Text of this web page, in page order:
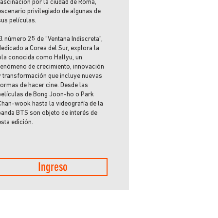
por la ciudad de Roma,
privilegiado de algunas de
películas.
número 25 de “Ventana Indiscreta”,
a Corea del Sur, explora la
conocida como Hallyu, un
de crecimiento, innovación
transformación que incluye nuevas
de hacer cine. Desde las
de Bong Joon-ho o Park
wook hasta la videografía de la
BTS son objeto de interés de
edición.
Ingreso